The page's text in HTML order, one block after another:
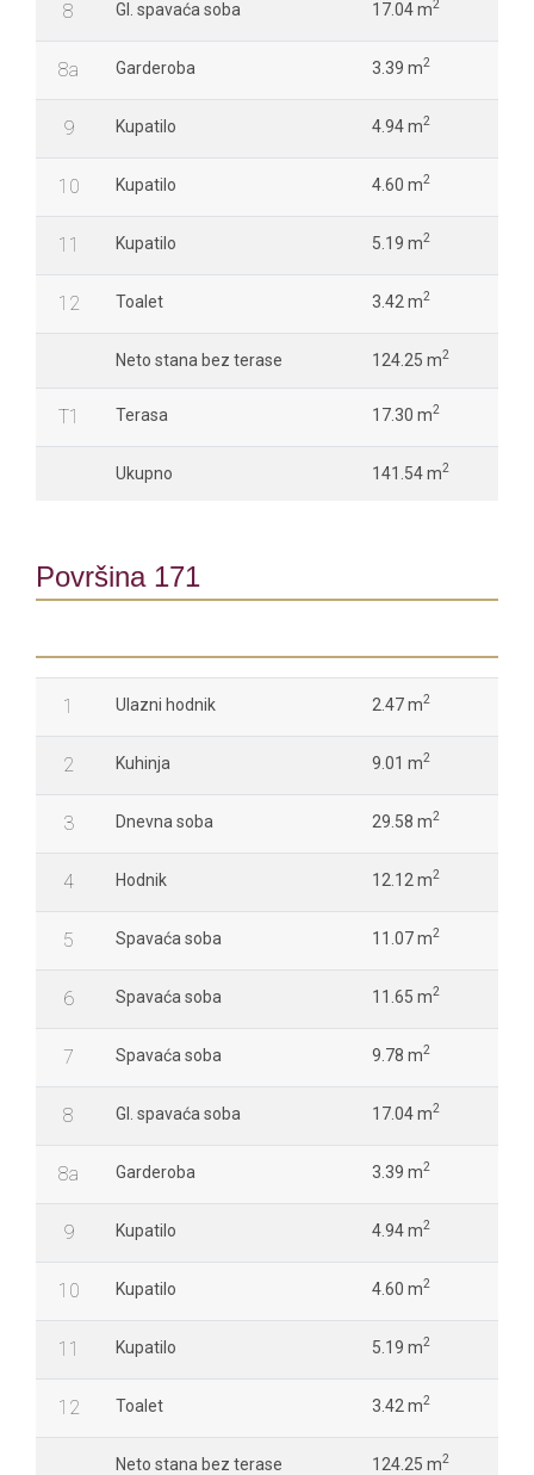
8 Gl. spavaća soba 17.04 m2
8a Garderoba 3.39 m2
9 Kupatilo 4.94 m2
10 Kupatilo 4.60 m2
11 Kupatilo 5.19 m2
12 Toalet 3.42 m2
Neto stana bez terase 124.25 m2
T1 Terasa 17.30 m2
Ukupno 141.54 m2
Površina 171
1 Ulazni hodnik 2.47 m2
2 Kuhinja 9.01 m2
3 Dnevna soba 29.58 m2
4 Hodnik 12.12 m2
5 Spavaća soba 11.07 m2
6 Spavaća soba 11.65 m2
7 Spavaća soba 9.78 m2
8 Gl. spavaća soba 17.04 m2
8a Garderoba 3.39 m2
9 Kupatilo 4.94 m2
10 Kupatilo 4.60 m2
11 Kupatilo 5.19 m2
12 Toalet 3.42 m2
Neto stana bez terase 124.25 m2